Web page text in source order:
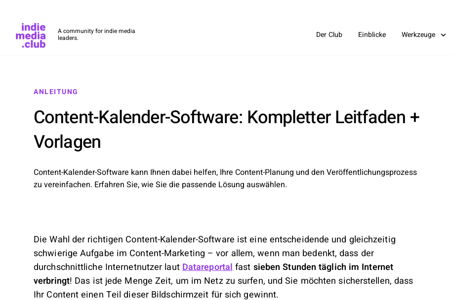
A community for indie media
leaders.
Der Club Einblicke Werkzeuge
ANLEITUNG
Content-Kalender-Software: Kompletter Leitfaden +
Vorlagen
Content-Kalender-Software kann Ihnen dabei helfen, Ihre Content-Planung und den Veröffentlichungsprozess
zu vereinfachen. Erfahren Sie, wie Sie die passende Lösung auswählen.
Die Wahl der richtigen Content-Kalender-Software ist eine entscheidende und gleichzeitig
schwierige Aufgabe im Content-Marketing – vor allem, wenn man bedenkt, dass der
durchschnittliche Internetnutzer laut Datareportal fast sieben Stunden täglich im Internet
verbringt! Das ist jede Menge Zeit, um im Netz zu surfen, und Sie möchten sicherstellen, dass
Ihr Content einen Teil dieser Bildschirmzeit für sich gewinnt.